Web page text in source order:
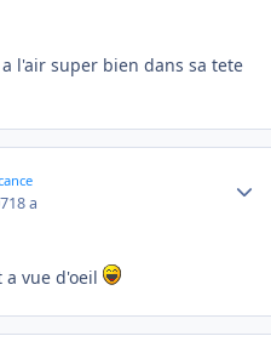
l'air super bien dans sa tete
18 a
vue d'oeil